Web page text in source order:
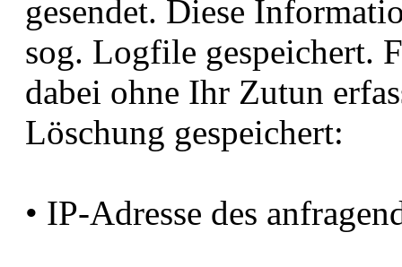
gesendet. Diese
sog. Logfile gespeichert.
dabei ohne Ihr Zutun
Löschung gespeichert:
• IP-Adresse des